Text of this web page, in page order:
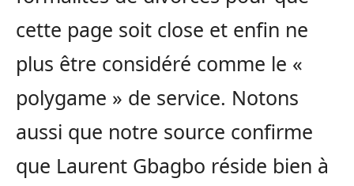
cette page soit close et enfin ne
plus être considéré comme le «
polygame » de service. Notons
aussi que notre source confirme
que Laurent Gbagbo réside bien à